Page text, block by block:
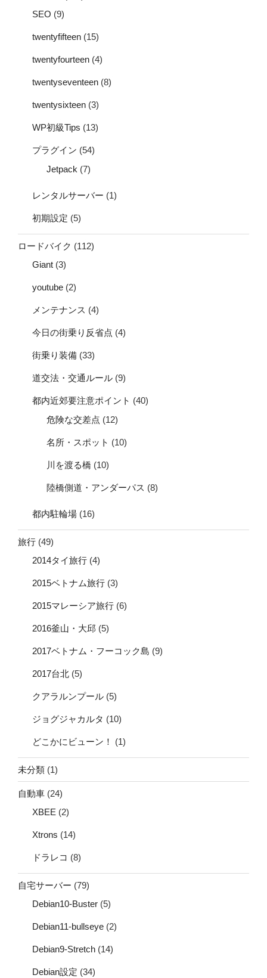
SEO (9)
twentyfifteen (15)
twentyfourteen (4)
twentyseventeen (8)
twentysixteen (3)
WP初級Tips (13)
プラグイン (54)
Jetpack (7)
レンタルサーバー (1)
初期設定 (5)
ロードバイク (112)
Giant (3)
youtube (2)
メンテナンス (4)
今日の街乗り反省点 (4)
街乗り装備 (33)
道交法・交通ルール (9)
都内近郊要注意ポイント (40)
危険な交差点 (12)
名所・スポット (10)
川を渡る橋 (10)
陸橋側道・アンダーパス (8)
都内駐輪場 (16)
旅行 (49)
2014タイ旅行 (4)
2015ベトナム旅行 (3)
2015マレーシア旅行 (6)
2016釜山・大邱 (5)
2017ベトナム・フーコック島 (9)
2017台北 (5)
クアラルンプール (5)
ジョグジャカルタ (10)
どこかにビューン！ (1)
未分類 (1)
自動車 (24)
XBEE (2)
Xtrons (14)
ドラレコ (8)
自宅サーバー (79)
Debian10-Buster (5)
Debian11-bullseye (2)
Debian9-Stretch (14)
Debian設定 (34)